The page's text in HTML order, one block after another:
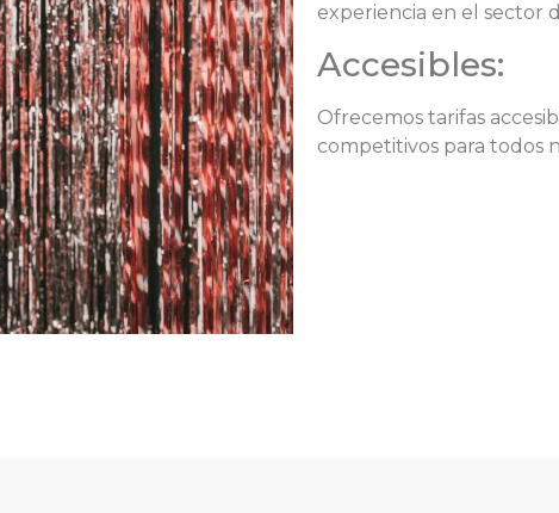
experiencia en el sector
Accesibles:
Ofrecemos tarifas
competitivos para todos